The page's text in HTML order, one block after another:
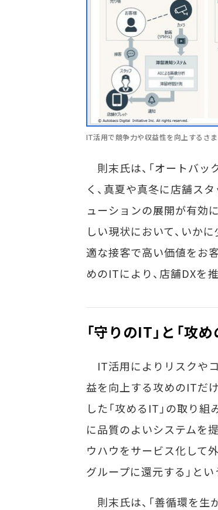
IT活用で競争力や収益性を向上するさ
則末氏は、「オートバ
く、真夏や真冬に店舗ス
ューションの展開が有効
しい現状において、いか
適な接客で高い価値をお
めのITにより、店舗DXを
「守りのIT」と「攻
IT活用によりリスクや
益を向上する攻めのITだ
した「攻めるIT」の取り
に品質のよいシステムを
ウハウをサービス化して
グループに還元する」と
則末氏は、「善循環を